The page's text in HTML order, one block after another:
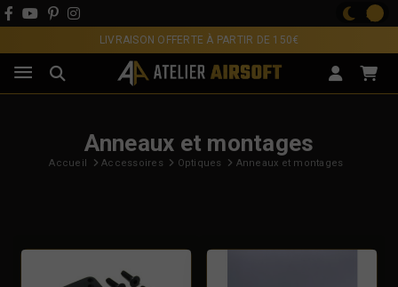
LIVRAISON OFFERTE À PARTIR DE 150€
Anneaux et montages
Accueil Accessoires Optiques Anneaux et montages